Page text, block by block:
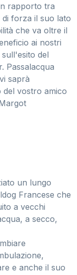
rapporto tra
forza il suo lato
che va oltre il
ai nostri
del
Passalacqua
saprà
del vostro amico
un lungo
Francese che
a vecchi
a secco,
e anche il suo